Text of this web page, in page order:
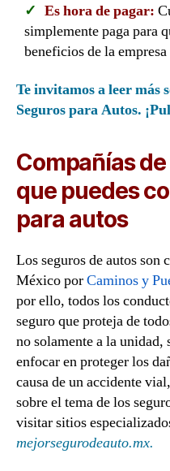
Es hora de pagar:
simplemente paga para
beneficios de la
Te invitamos a leer más
Seguros para Autos.
Compañías
que puedes
para autos
Los seguros de autos
México porCaminos y
por ello, todos los
seguro que proteja de
no solamente a la unidad,
enfocar en proteger los
causa de un accidente
sobre el tema de los
visitar sitios
mejorsegurodeauto.mx.